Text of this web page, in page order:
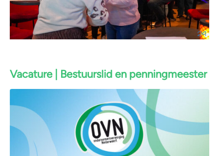
Vacature | Bestuurslid en penningmeester